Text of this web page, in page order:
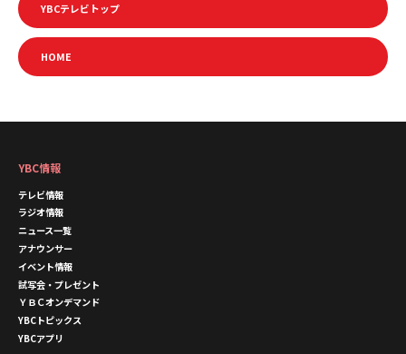
YBCテレビトップ
HOME
YBC情報
テレビ情報
ラジオ情報
ニュース一覧
アナウンサー
イベント情報
試写会・プレゼント
ＹＢＣオンデマンド
YBCトピックス
YBCアプリ